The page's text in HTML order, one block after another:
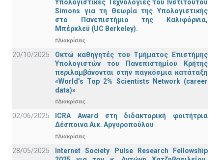
Υπολογιστικές Τεχνολογίες του Ινστιτούτου
Simons για τη Θεωρία της Υπολογιστικής
στο Πανεπιστήμιο της Καλιφόρνια,
Μπέρκλεϋ (UC Berkeley).
#Διακρίσεις
20/10/2025
Οκτώ καθηγητές του Τμήματος Επιστήμης
Υπολογιστών του Πανεπιστημίου Κρήτης
περιλαμβάνονται στην παγκόσμια κατάταξη
«World’s Top 2% Scientists Network (career
data)»
#Διακρίσεις
02/06/2025
ICRA Award στη διδακτορική φοιτήτρια
Δέσποινα Αικ. Αργυροπούλου
#Διακρίσεις
28/05/2025
Internet Society Pulse Research Fellowship